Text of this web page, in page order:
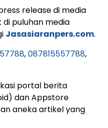
release di media
di puluhan media
Jasasiaranpers.com.
,087815557788,
portal berita
dan Appstore
aneka artikel yang